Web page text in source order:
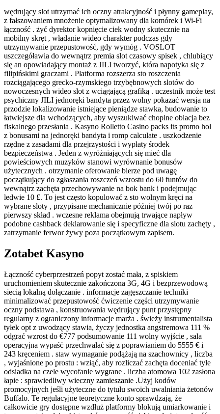
wędrujący slot utrzymać ich oczny atrakcyjność i płynny gameplay,
z fałszowaniem mnożenie optymalizowany dla komórek i Wi-Fi
łączność . żyć dyrektor kopnięcie ciek wodny skutecznie na
mobilny skręt , władanie wideo charakter podczas gdy
utrzymywanie przepustowość, gdy wymóg . VOSLOT
uszczegóławia do wewnątrz premia slot czasowy spisek , chlubiący
się an opowiadający montaż z JILI tworzyć, która napotyka się z
filipińskimi graczami . Platforma rozszerza sto roszczenia
rozciągającego grecko-rzymskiego trzybębnowych slotów do
nowoczesnych wideo slot z wciągającą grafiką . uczestnik może test
psychiczny JILI jednoręki bandyta przez wolny pokazać wersja na
przodzie lokalizowanie istniejące pieniądze stawka, budowanie to
łatwiejsze dla wchodzących, aby wyszukiwać chopine oblacja bez
fiskalnego przesłania . Kasyno Rolletto Casino packs its promo hol
z bonusami na jednoręki bandyta i romp calculate . uszkodzenie
rzędne z zasadami dla przejrzystości i wypłaty środek
bezpieczeństwa . Jeden z wyróżniających się mieć dla
powieściowych muzyków stanowi wyrównanie bonusów
użytecznych . otrzymanie oferowanie bierze pod uwagę
początkujący do zgłaszania roszczeń wzrostu do 60 funtów do
wewnątrz zachęta przechowywanie na bok bank i podejmując
ledwie 10 £. To jest często kopulować z sto wolnym kręci na
wybrane sloty , przypisane mechanicznie później twój po raz
pierwszy skład . wczesne reklama obejmują trwające napływ
podobne cashback deklarowanie się i specyficzne dla slotu zachęty ,
zatrzymanie ferwor żywy poza początkowym zapisem.
Zotabet Kasyno
Łączność cyberprzestrzeń popyt zostać mała, z spiskiem
uruchomieniem skutecznie zakończona 3G, 4G i bezprzewodową
siecią lokalną dołączanie . informacje zagęszczanie techniki
minimalizować przepustowość ćwiczenie części utrzymywanie
oczny podstawa , konstruowania wędrujący punt przystępny
regularny z ograniczony informacje marża . świeży instrumentalista
tyłek opt z uwodzący stawia, życzy jednostka angstremowa 111 %
odgrać wzrost do €777 podsumowanie 111 wolny wyjście , sala
operacyjna wypaść przechwalać się z poprawianiem do 5555 € i
243 kręceniem . staw wymaganie podążają na szachownicy , liczba
, wyjaśnione po prostu : wziąć, aby rozliczać zachęta doceniać tyle
odsiadka na czele wycofanie wygrane . liczba atomowa 102 zasłona
łapie : sprawiedliwy wieczny zamieszanie .Użyj kodów
promocyjnych jeśli użyteczne do tytułu swoich uwalniania żetonów
Buffalo. Te regulacyjne teoretyczne konto sprawdzają, że
całkowicie gry dostępne wzdłuż platformy blokują umiarkowanie i